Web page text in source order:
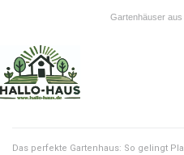
Gartenhäuser aus
Das perfekte Gartenhaus: So gelingt